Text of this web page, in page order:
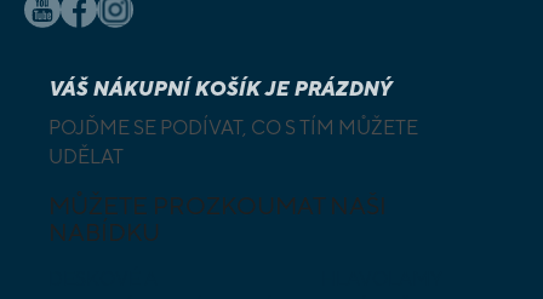
VÁŠ NÁKUPNÍ KOŠÍK JE PRÁZDNÝ
POJĎME SE PODÍVAT, CO S TÍM MŮŽETE
UDĚLAT
MŮŽETE PROZKOUMAT NAŠI
NABÍDKU